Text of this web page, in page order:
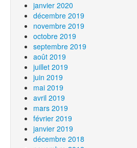
janvier 2020
décembre 2019
novembre 2019
octobre 2019
septembre 2019
août 2019
juillet 2019
juin 2019
mai 2019
avril 2019
mars 2019
février 2019
janvier 2019
décembre 2018